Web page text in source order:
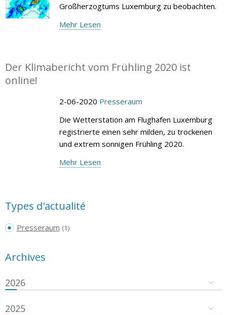
Großherzogtums Luxemburg zu beobachten.
Mehr Lesen
Der Klimabericht vom Frühling 2020 ist
online!
2-06-2020 Presseraum
Die Wetterstation am Flughafen Luxemburg
registrierte einen sehr milden, zu trockenen
und extrem sonnigen Frühling 2020.
Mehr Lesen
Types d'actualité
Presseraum (1)
Archives
2026
2025